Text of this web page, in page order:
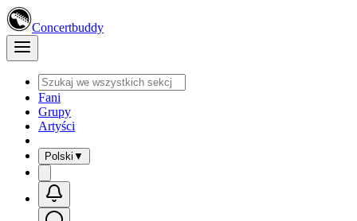
Concertbuddy
Fani
Grupy
Artyści
Polski ▼